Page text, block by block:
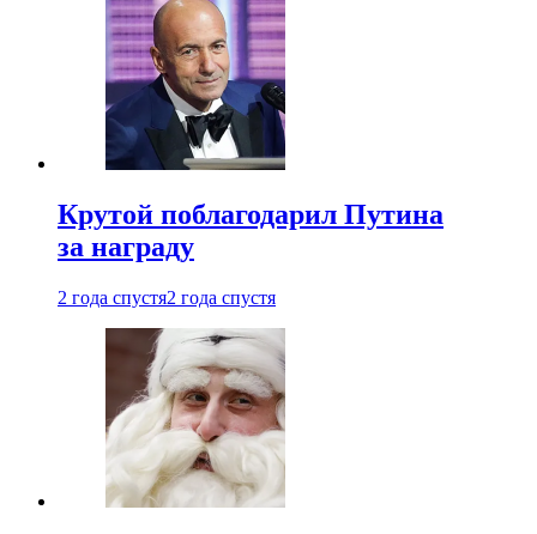
Крутой поблагодарил Путина
за награду
2 года спустя2 года спустя